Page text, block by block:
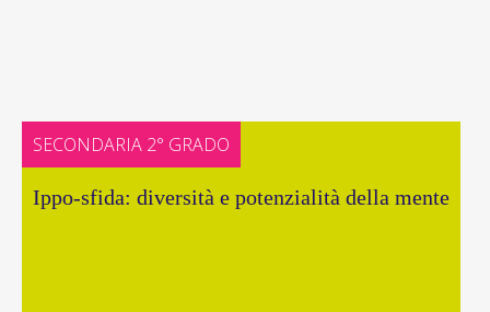
SECONDARIA 2° GRADO
Ippo-sfida: diversità e potenzialità della mente